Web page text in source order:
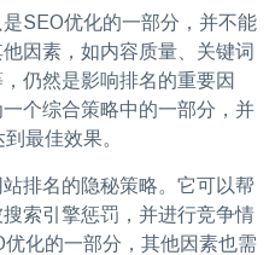
SEO优化的一部分，并不能
因素，如内容质量、关键词
仍然是影响排名的重要因
个综合策略中的一部分，并
最佳效果。
排名的隐秘策略。它可以帮
索引擎惩罚，并进行竞争情
化的一部分，其他因素也需